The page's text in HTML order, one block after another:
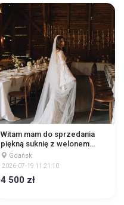
Witam mam do sprzedania
piękną suknię z welonem
Medici Ariamo Boho. Suknia
szyta na miarę na rozmiar 36,
Trójmiasto / Malb
Gdańsk
2026-07-19 11:21:10
4 500 zł